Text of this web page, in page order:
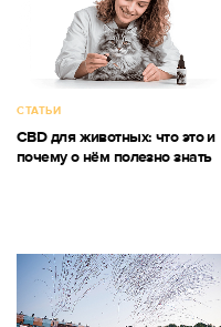
СТАТЬИ
CBD для животных: что это и
почему о нём полезно знать